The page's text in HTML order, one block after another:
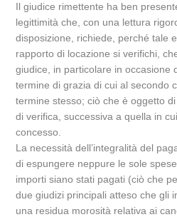
Il giudice rimettente ha ben
legittimità che, con una lettura
disposizione, richiede, perché tale
rapporto di locazione si verifichi,
giudice, in particolare in occasione
termine di grazia di cui al secondo
termine stesso; ciò che è oggetto
di verifica, successiva a quella in
concesso.
La necessità dell’integralità del
di espungere neppure le sole
importi siano stati pagati (ciò che
due giudizi principali atteso che gli
una residua morosità relativa ai